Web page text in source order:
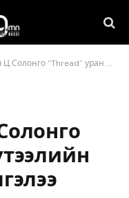
уран бүтээлийн үзэсгэлэнгээ дэлгэлээ